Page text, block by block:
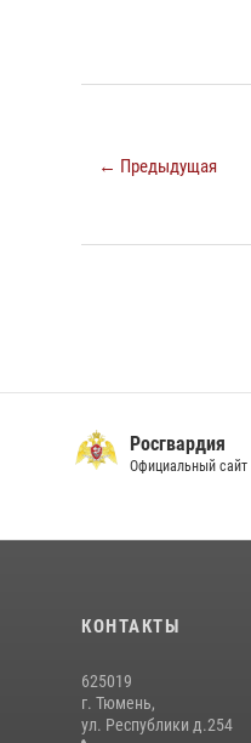
← Предыдущая
Росгвардия
Официальный сайт
КОНТАКТЫ
625019
г. Тюмень,
ул. Республики д.254